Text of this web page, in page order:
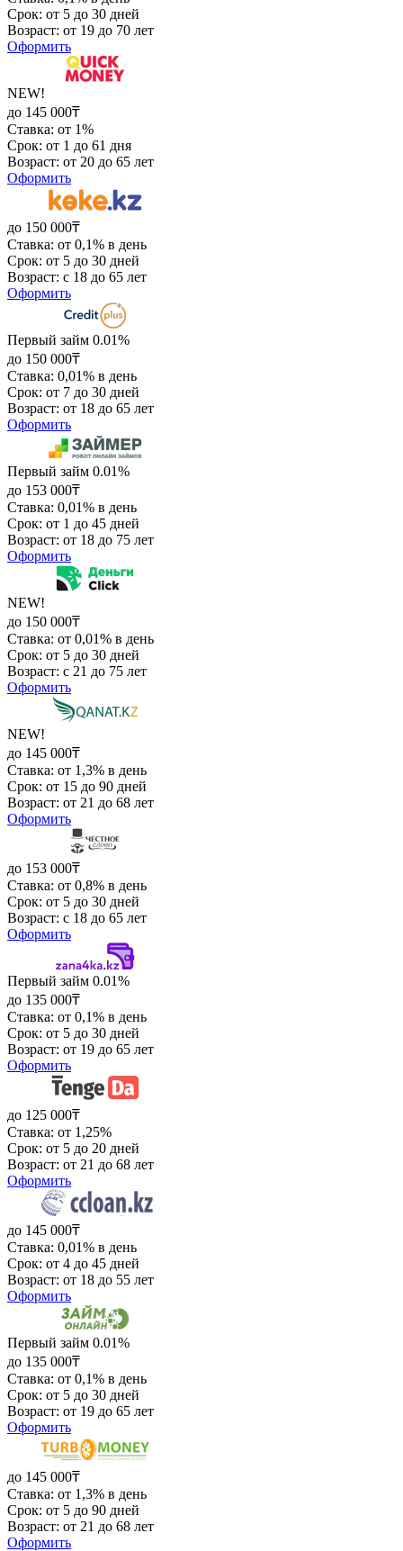
Срок: от 5 до 30 дней
Возраст: от 19 до 70 лет
Оформить
NEW!
до 145 000₸
Ставка: от 1%
Срок: от 1 до 61 дня
Возраст: от 20 до 65 лет
Оформить
до 150 000₸
Ставка: от 0,1% в день
Срок: от 5 до 30 дней
Возраст: с 18 до 65 лет
Оформить
Первый займ 0.01%
до 150 000₸
Ставка: 0,01% в день
Срок: от 7 до 30 дней
Возраст: от 18 до 65 лет
Оформить
Первый займ 0.01%
до 153 000₸
Ставка: 0,01% в день
Срок: от 1 до 45 дней
Возраст: от 18 до 75 лет
Оформить
NEW!
до 150 000₸
Ставка: от 0,01% в день
Срок: от 5 до 30 дней
Возраст: с 21 до 75 лет
Оформить
NEW!
до 145 000₸
Ставка: от 1,3% в день
Срок: от 15 до 90 дней
Возраст: от 21 до 68 лет
Оформить
до 153 000₸
Ставка: от 0,8% в день
Срок: от 5 до 30 дней
Возраст: с 18 до 65 лет
Оформить
Первый займ 0.01%
до 135 000₸
Ставка: от 0,1% в день
Срок: от 5 до 30 дней
Возраст: от 19 до 65 лет
Оформить
до 125 000₸
Ставка: от 1,25%
Срок: от 5 до 20 дней
Возраст: от 21 до 68 лет
Оформить
до 145 000₸
Ставка: 0,01% в день
Срок: от 4 до 45 дней
Возраст: от 18 до 55 лет
Оформить
Первый займ 0.01%
до 135 000₸
Ставка: от 0,1% в день
Срок: от 5 до 30 дней
Возраст: от 19 до 65 лет
Оформить
до 145 000₸
Ставка: от 1,3% в день
Срок: от 5 до 90 дней
Возраст: от 21 до 68 лет
Оформить